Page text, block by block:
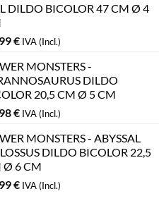
DILDO BICOLOR 47 CM Ø 4
€ IVA (Incl.)
MONSTERS -
DILDO
20,5 CM Ø 5 CM
€ IVA (Incl.)
MONSTERS - ABYSSAL
DILDO BICOLOR 22,5
Ø 6 CM
€ IVA (Incl.)